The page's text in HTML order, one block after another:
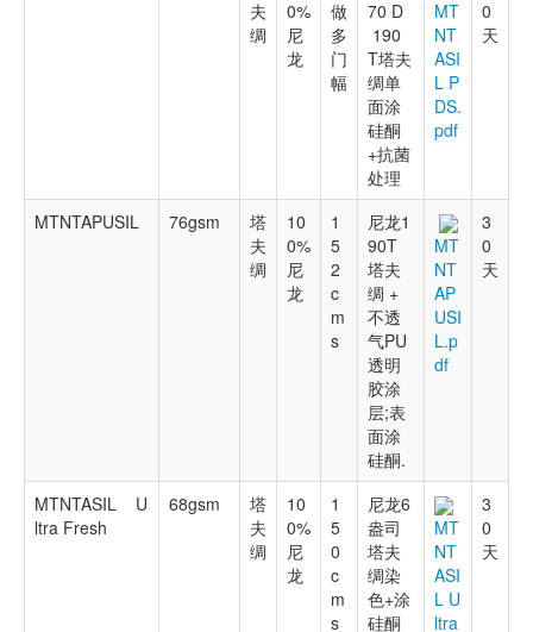
夫
绸
0%
尼
龙
做
多
门
幅
70 D
190
T塔夫
绸单
面涂
硅酮
+抗菌
处理
MT
NT
ASI
L P
DS.
pdf
0
天
MTNTAPUSIL 76gsm
塔
夫
绸
10
0%
尼
龙
1
5
2
c
m
s
尼龙1
90T
塔夫
绸 +
不透
气PU
透明
胶涂
层;表
面涂
硅酮.
MT
NT
AP
USI
L.p
df
3
0
天
MTNTASIL U
ltra Fresh
68gsm
塔
夫
绸
10
0%
尼
龙
1
5
0
c
m
s
尼龙6
盎司
塔夫
绸染
色+涂
硅酮
MT
NT
ASI
L U
ltra
3
0
天